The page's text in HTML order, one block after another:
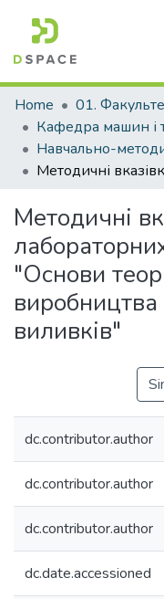
Communities &
All of DSpace
Statistics
Home 01.
Методичні
"Основи
виливків"
dc.contributor.author
dc.contributor.author
dc.contributor.author
dc.date.accessioned